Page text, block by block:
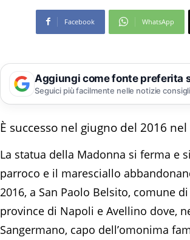
Facebook WhatsApp
Aggiungi come fonte preferita
Seguici più facilmente nelle notizie
È successo nel giugno del 2016
La statua della Madonna si ferma e
parroco e il maresciallo
2016, a San Paolo Belsito, comune
province di Napoli e Avellino dove,
Sangermano, capo dell’omonima